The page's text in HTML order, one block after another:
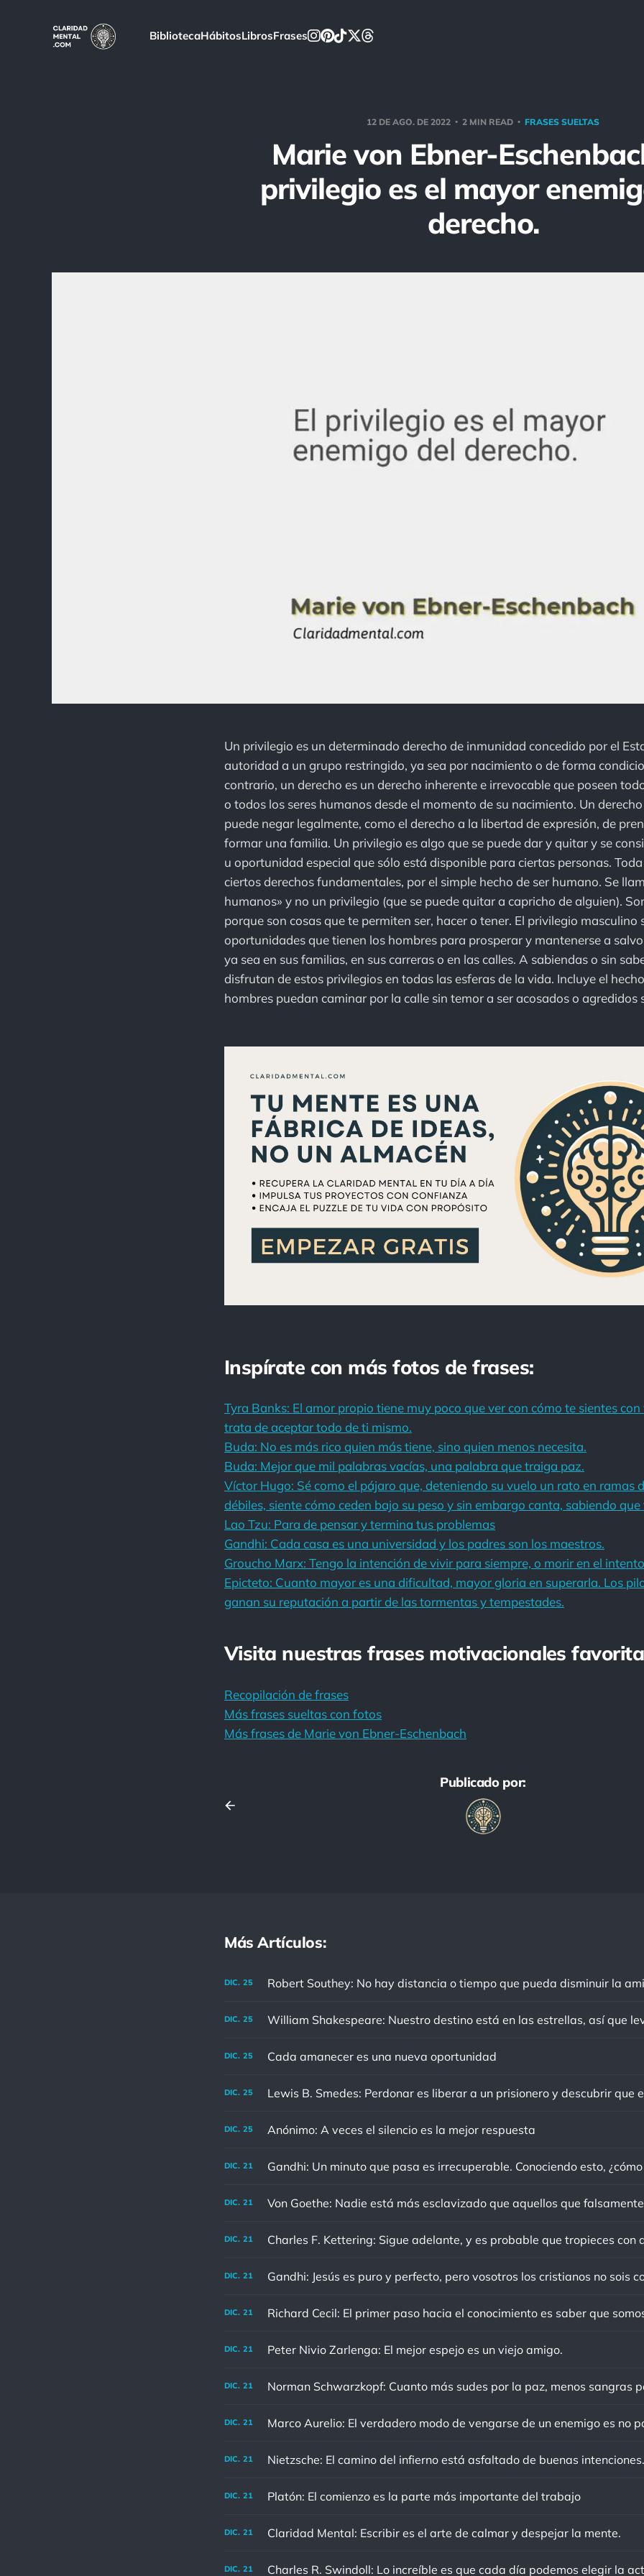
BibliotecaHábitosLibrosFrases
12 DE AGO. DE 2022 2 MIN READ FRASES SUELTAS
Marie von Ebner-
privilegio es el mayor
derecho.
Un privilegio es un determinado derecho de inmunidad concedido por el
autoridad a un grupo restringido, ya sea por nacimiento o de forma
contrario, un derecho es un derecho inherente e irrevocable que poseen
o todos los seres humanos desde el momento de su nacimiento. Un
puede negar legalmente, como el derecho a la libertad de expresión, de
formar una familia. Un privilegio es algo que se puede dar y quitar y se
u oportunidad especial que sólo está disponible para ciertas personas.
ciertos derechos fundamentales, por el simple hecho de ser humano. Se
humanos» y no un privilegio (que se puede quitar a capricho de alguien).
porque son cosas que te permiten ser, hacer o tener. El privilegio masculino
oportunidades que tienen los hombres para prosperar y mantenerse a
ya sea en sus familias, en sus carreras o en las calles. A sabiendas o sin
disfrutan de estos privilegios en todas las esferas de la vida. Incluye el
hombres puedan caminar por la calle sin temor a ser acosados o agredidos
Inspírate con más fotos de frases:
Tyra Banks: El amor propio tiene muy poco que ver con cómo te sientes
trata de aceptar todo de ti mismo.
Buda: No es más rico quien más tiene, sino quien menos necesita.
Buda: Mejor que mil palabras vacías, una palabra que traiga paz.
Víctor Hugo: Sé como el pájaro que, deteniendo su vuelo un rato en ramas
débiles, siente cómo ceden bajo su peso y sin embargo canta, sabiendo que
Lao Tzu: Para de pensar y termina tus problemas
Gandhi: Cada casa es una universidad y los padres son los maestros.
Groucho Marx: Tengo la intención de vivir para siempre, o morir en el
Epicteto: Cuanto mayor es una dificultad, mayor gloria en superarla. Los
ganan su reputación a partir de las tormentas y tempestades.
Visita nuestras frases motivacionales
Recopilación de frases
Más frases sueltas con fotos
Más frases de Marie von Ebner-Eschenbach
Publicado por:
Más Artículos:
DIC. 25
DIC. 25
DIC. 25 Cada amanecer es una nueva oportunidad
DIC. 25
DIC. 25 Anónimo: A veces el silencio es la mejor respuesta
DIC. 21
DIC. 21
DIC. 21
DIC. 21 Gandhi: Jesús es puro y perfecto, pero vosotros los cristianos no sois
DIC. 21
DIC. 21 Peter Nivio Zarlenga: El mejor espejo es un viejo amigo.
DIC. 21
DIC. 21
DIC. 21 Nietzsche: El camino del infierno está asfaltado de buenas intenciones.
DIC. 21 Platón: El comienzo es la parte más importante del trabajo
DIC. 21 Claridad Mental: Escribir es el arte de calmar y despejar la mente.
DIC. 21